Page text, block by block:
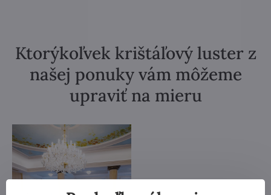
Ktorýkoľvek krištáľový luster z
našej ponuky vám môžeme
upraviť na mieru